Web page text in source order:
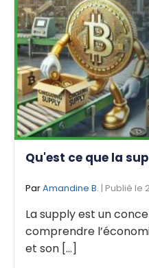
Qu'est ce que la
ParAmandine B. | Publié le
La supply est un
comprendre
et son [...]